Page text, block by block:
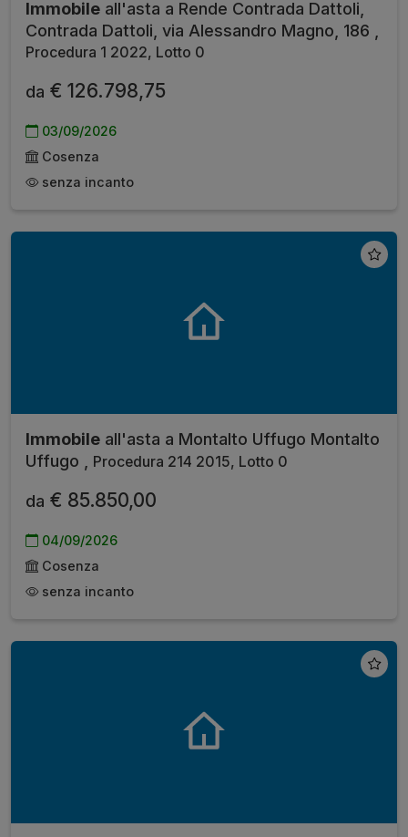
Immobile all'asta a Rende Contrada Dattoli,
Contrada Dattoli, via Alessandro Magno, 186 ,
Procedura 1 2022, Lotto 0
da € 126.798,75
03/09/2026
Cosenza
senza incanto
Immobile all'asta a Montalto Uffugo Montalto
Uffugo ,
Procedura 214 2015, Lotto 0
da € 85.850,00
04/09/2026
Cosenza
senza incanto